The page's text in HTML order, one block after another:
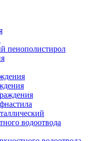
пенополистирол
водоотвода